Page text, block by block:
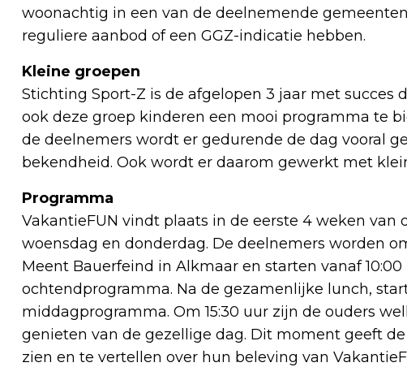
woonachtig in een van de deelnemende
reguliere aanbod of een GGZ-indicatie hebben.
Kleine groepen
Stichting Sport-Z is de afgelopen 3 jaar met succes
ook deze groep kinderen een mooi programma te
de deelnemers wordt er gedurende de dag vooral
bekendheid. Ook wordt er daarom gewerkt met
Programma
VakantieFUN vindt plaats in de eerste 4 weken
woensdag en donderdag. De deelnemers worden
Meent Bauerfeind in Alkmaar en starten vanaf
ochtendprogramma. Na de gezamenlijke lunch,
middagprogramma. Om 15:30 uur zijn de ouders
genieten van de gezellige dag. Dit moment geeft
zien en te vertellen over hun beleving van